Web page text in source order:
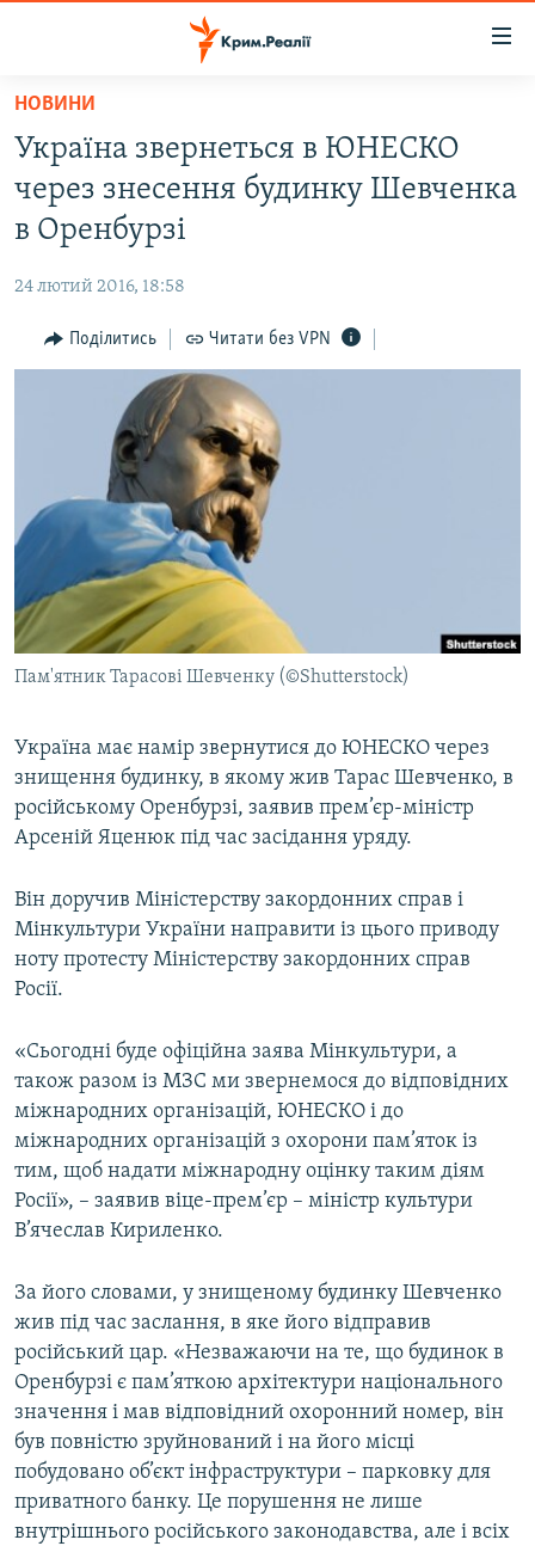
Перейти
основного
матеріалу
Перейти
до
основної
Перейти
до
ВОДА.КРИМ
ВІДЕО ТА ФОТО
БЛОГИ
ПОГЛЯД
ВСЕ ЗА ДЕНЬ
СПЕЦПРОЕКТИ
ДЕПОРТАЦІЯ
ВІДЕОУРОКИ «ELIFBE»
СВІДЧЕННЯ ОКУПАЦІЇ
УКРАЇНСЬКА ПРОБЛЕМА КРИМУ
ІНФОГРАФІКА
ЯК ОБІЙТИ БЛОКУВАННЯ
Русский
Qırımtatar
ДОЛУЧАЙСЯ!
Усі сайти RFE/RL
НОВИНИ
Україна звернеться в ЮНЕСКО
через знесення будинку Шевченка
в Оренбурзі
24 лютий 2016, 18:58
Поділитись Читати без VPN
Пам'ятник Тарасові Шевченку (©Shutterstock)
Україна має намір звернутися до ЮНЕСКО через
знищення будинку, в якому жив Тарас Шевченко, в
російському Оренбурзі, заявив прем’єр-міністр
Арсеній Яценюк під час засідання уряду.
Він доручив Міністерству закордонних справ і
Мінкультури України направити із цього приводу
ноту протесту Міністерству закордонних справ
Росії.
«Сьогодні буде офіційна заява Мінкультури, а
також разом із МЗС ми звернемося до відповідних
міжнародних організацій, ЮНЕСКО і до
міжнародних організацій з охорони пам’яток із
тим, щоб надати міжнародну оцінку таким діям
Росії», – заявив віце-прем’єр – міністр культури
В’ячеслав Кириленко.
За його словами, у знищеному будинку Шевченко
жив під час заслання, в яке його відправив
російський цар. «Незважаючи на те, що будинок в
Оренбурзі є пам’яткою архітектури національного
значення і мав відповідний охоронний номер, він
був повністю зруйнований і на його місці
побудовано об’єкт інфраструктури – парковку для
приватного банку. Це порушення не лише
внутрішнього російського законодавства, але і всіх